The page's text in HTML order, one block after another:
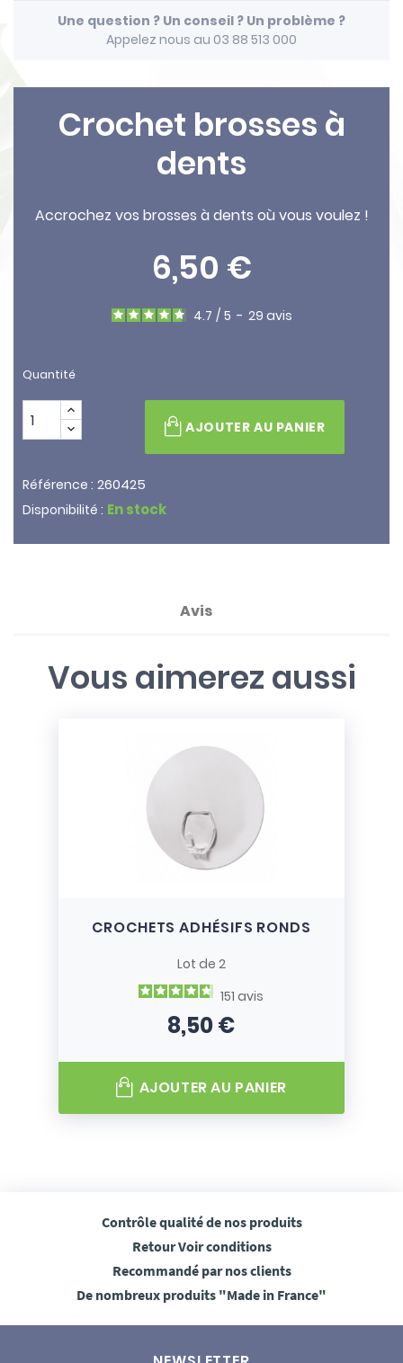
Une question ? Un conseil ? Un problème ?
Appelez nous au 03 88 513 000
Crochet brosses à
dents
Accrochez vos brosses à dents où vous voulez !
6,50 €
4.7 / 5 - 29 avis
Quantité
AJOUTER AU PANIER
Référence : 260425
Disponibilité : En stock
Avis
Vous aimerez aussi
CROCHETS ADHÉSIFS RONDS
Lot de 2
151avis
Prix
8,50 €
AJOUTER AU PANIER
Contrôle qualitéde nos produits
RetourVoir conditions
Recommandépar nos clients
De nombreux produits "Made in France"